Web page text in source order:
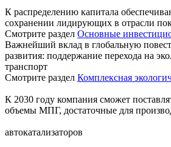
К распределению капитала
сохранении лидирующих в отрасли
Смотрите раздел Основные
Важнейший вклад в глобальную
развития: поддержание перехода на
транспорт
Смотрите раздел Комплексная
К 2030 году компания сможет
объемы МПГ, достаточные для
автокатализаторов